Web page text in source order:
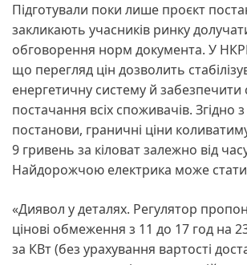
Підготували поки лише проєкт
закликають учасників ринку
обговорення норм документа. У
що перегляд цін дозволить
енергетичну систему й забезпечити
постачання всіх споживачів. Згідно
постанови, граничні ціни
9 гривень за кіловат залежно від
Найдорожчою електрика може стати
«Диявол у деталях. Регулятор
цінові обмеження з 11 до 17 год на
за КВт (без урахування вартості